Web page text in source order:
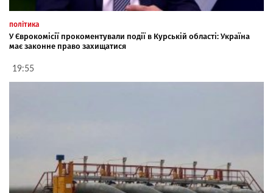
політика
У Єврокомісії прокоментували події в Курській області: Україна
має законне право захищатися
19:55